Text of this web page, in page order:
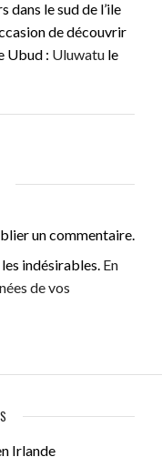
dans le sud de l’ile
de découvrir
Ubud : Uluwatu le
un commentaire.
indésirables. En
de vos
Irlande